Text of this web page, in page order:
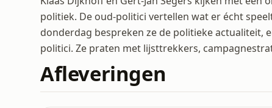
politiek. De oud-politici vertellen wat er écht
donderdag bespreken ze de politieke actualiteit,
politici. Ze praten met lijsttrekkers,
Afleveringen